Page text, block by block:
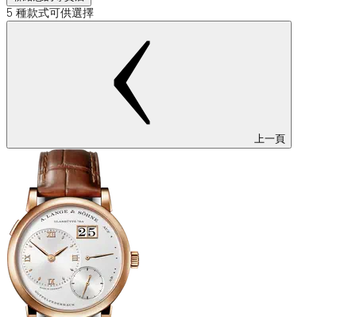
5 種款式可供選擇
上一頁